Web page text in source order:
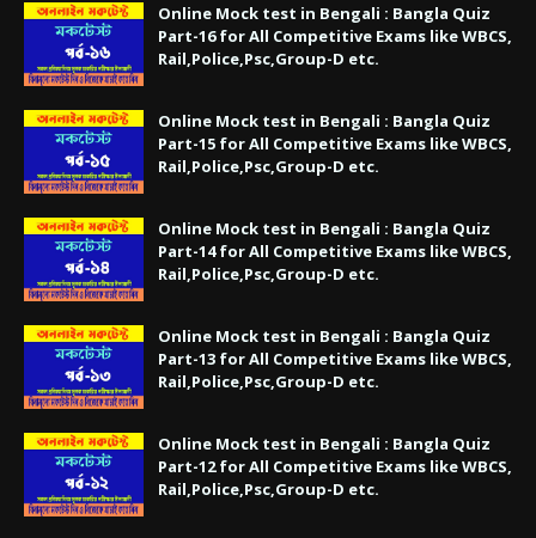
Online Mock test in Bengali : Bangla Quiz
Part-16 for All Competitive Exams like WBCS,
Rail,Police,Psc,Group-D etc.
Online Mock test in Bengali : Bangla Quiz
Part-15 for All Competitive Exams like WBCS,
Rail,Police,Psc,Group-D etc.
Online Mock test in Bengali : Bangla Quiz
Part-14 for All Competitive Exams like WBCS,
Rail,Police,Psc,Group-D etc.
Online Mock test in Bengali : Bangla Quiz
Part-13 for All Competitive Exams like WBCS,
Rail,Police,Psc,Group-D etc.
Online Mock test in Bengali : Bangla Quiz
Part-12 for All Competitive Exams like WBCS,
Rail,Police,Psc,Group-D etc.